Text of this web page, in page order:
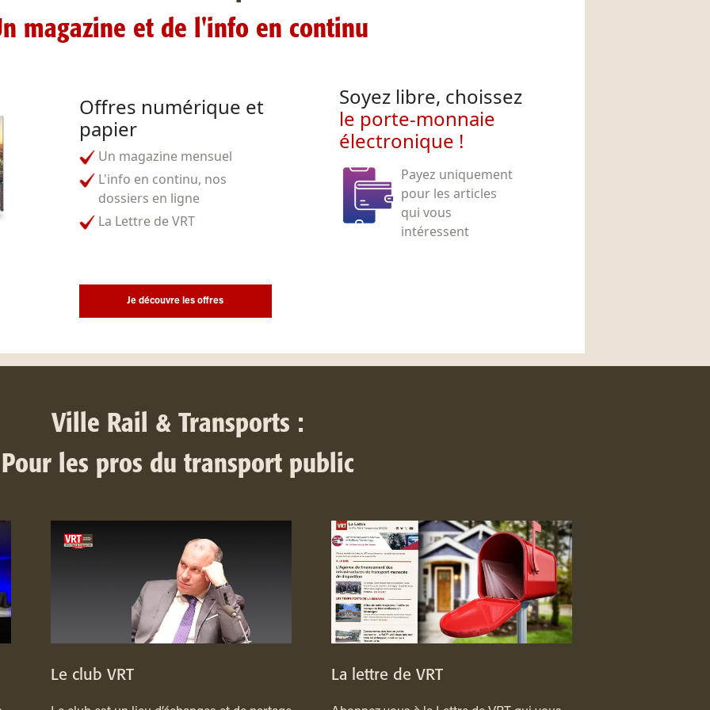
magazine et de l'info en continu
Offres numérique et
papier
Un magazine mensuel
L'info en continu, nos
dossiers en ligne
La Lettre de VRT
Soyez libre, choissez
le porte-monnaie
électronique !
Payez uniquement
pour les articles
qui vous
intéressent
Je découvre les offres
Ville Rail & Transports :
Pour les pros du transport public
Le club VRT La lettre de VRT